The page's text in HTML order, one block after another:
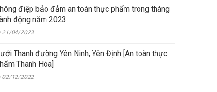
điệp bảo đảm an toàn thực phẩm trong tháng
động năm 2023
21/04/2023
Thanh đường Yên Ninh, Yên Định [An toàn thực
Thanh Hóa]
02/12/2022